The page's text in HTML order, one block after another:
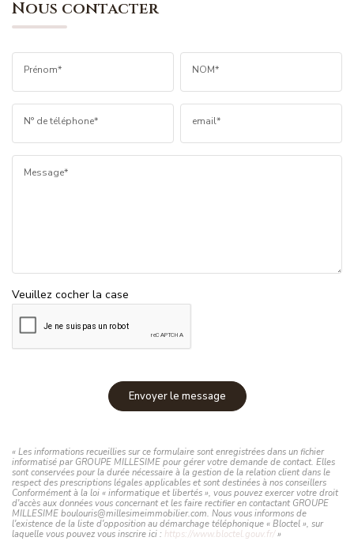
Nous contacter
Prénom* NOM*
N° de téléphone* email*
Message*
Veuillez cocher la case
Envoyer le message
« Les informations recueillies sur ce formulaire sont enregistrées dans un fichier
informatisé par GROUPE MILLESIME pour gérer votre demande de contact. Elles
sont conservées pour la durée nécessaire à la gestion de la relation client dans le
respect des prescriptions légales applicables et sont destinées à nos conseillers
Conformément à la loi « informatique et libertés », vous pouvez exercer votre droit
d'accès aux données vous concernant et les faire rectifier en contactant GROUPE
MILLESIME boulouris@millesimeimmobilier.com. Nous vous informons de
l'existence de la liste d'opposition au démarchage téléphonique « Bloctel », sur
laquelle vous pouvez vous inscrire ici : https://www.bloctel.gouv.fr/»